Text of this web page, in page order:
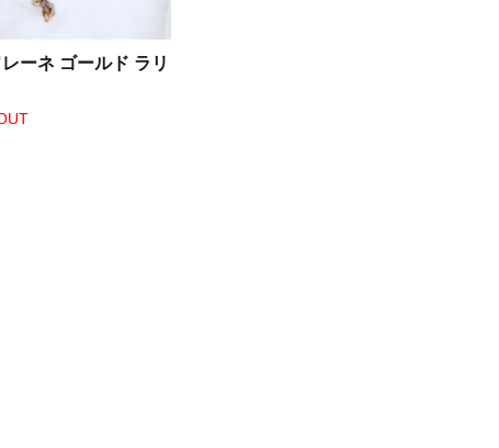
ーネ ゴールド ラリ